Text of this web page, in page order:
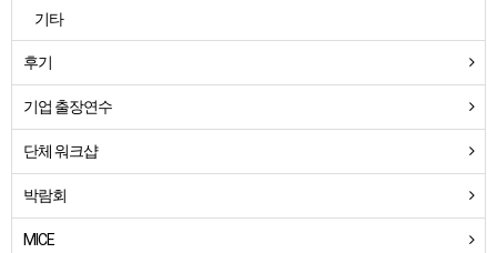
기타
후기
기업 출장연수
단체 워크샵
박람회
MICE